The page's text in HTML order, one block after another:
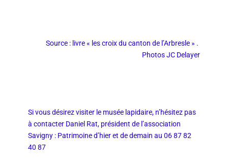
Source : livre « les croix du canton de l’Arbresle » .
Photos JC Delayer
Si vous désirez visiter le musée lapidaire, n’hésitez pas
à contacter Daniel Rat, président de l’association
Savigny : Patrimoine d’hier et de demain au 06 87 82
40 87